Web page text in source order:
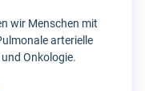
wir Menschen mit
arterielle
Onkologie.